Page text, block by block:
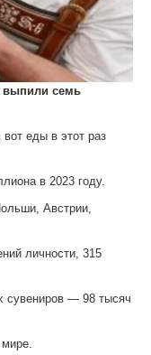
выпили семь
еды в этот раз
в 2023 году.
Австрии,
личности, 315
сувениров — 98 тысяч